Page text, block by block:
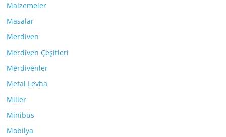
Malzemeler
Masalar
Merdiven
Merdiven Çeşitleri
Merdivenler
Metal Levha
Miller
Minibüs
Mobilya